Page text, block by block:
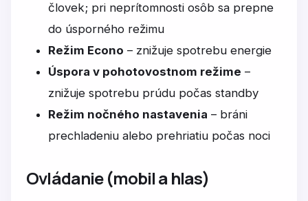
človek; pri neprítomnosti osôb sa prepne
do úsporného režimu
Režim Econo – znižuje spotrebu energie
Úspora v pohotovostnom režime –
znižuje spotrebu prúdu počas standby
Režim nočného nastavenia – bráni
prechladeniu alebo prehriatiu počas noci
Ovládanie (mobil a hlas)